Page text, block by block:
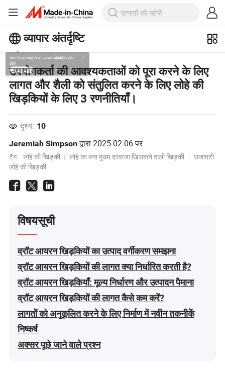
व्यापार अंतर्दृष्टि
बिजनेस इनसाइट्स पर अधिक लोकप्रिय लेख
देखें!
और देखें
उपयोगकर्ता की आवश्यकताओं को पूरा करने के लिए
लागत और शैली को संतुलित करने के लिए लोहे की
खिड़कियों के लिए 3 रणनीतियाँ।
दृश्य: 10
Jeremiah Simpsonद्वारा2025-02-06पर
टैग: लोहे की खिड़की लोहे का बना मुख्य दरवाजा खिसकने वाली खिड़की
सजावटी
लोहे की खिड़की
विषयसूची
व्रॉट आयरन खिड़कियों का उत्पाद वर्गीकरण समझना
व्रॉट आयरन खिड़कियों की लागत क्या निर्धारित करती है?
व्रॉट आयरन खिड़कियाँ: मूल्य निर्धारण और उत्पादन पैमाना
व्रॉट आयरन खिड़कियों की लागत कैसे कम करें?
लागतों को अनुकूलित करने के लिए निर्माण में नवीन तकनीकें
निष्कर्ष
अक्सर पूछे जाने वाले प्रश्न